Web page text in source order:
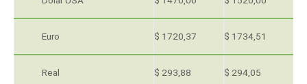
Euro $ 1720,37 $ 1734,51
Real $ 293,88 $ 294,05